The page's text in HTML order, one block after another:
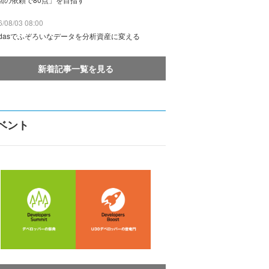
08/03 08:00
でふぞろいなデータを分析資産に変える
新着記事一覧を見る
ント